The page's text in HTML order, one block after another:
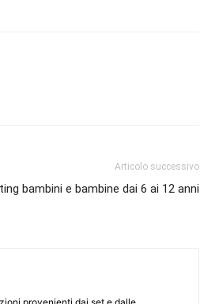
Articolo successivo
bambini e bambine dai 6 ai 12 anni